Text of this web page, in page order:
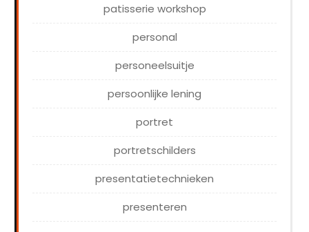
patisserie workshop
personal
personeelsuitje
persoonlijke lening
portret
portretschilders
presentatietechnieken
presenteren